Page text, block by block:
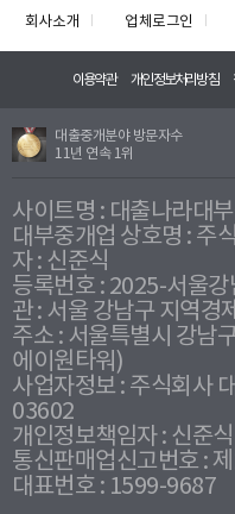
회사소개 업체로그인
이용약관 개인정보처리방침
대출중개분야 방문자수
11년 연속 1위
사이트명 : 대출나라대
대부중개업 상호명 : 주
자 : 신준식
등록번호 : 2025-서울
관 : 서울 강남구 지역
주소 : 서울특별시 강남
에이원타워)
사업자정보 : 주식회사
03602
개인정보책임자 : 신준식
통신판매업신고번호 :
대표번호 : 1599-9687